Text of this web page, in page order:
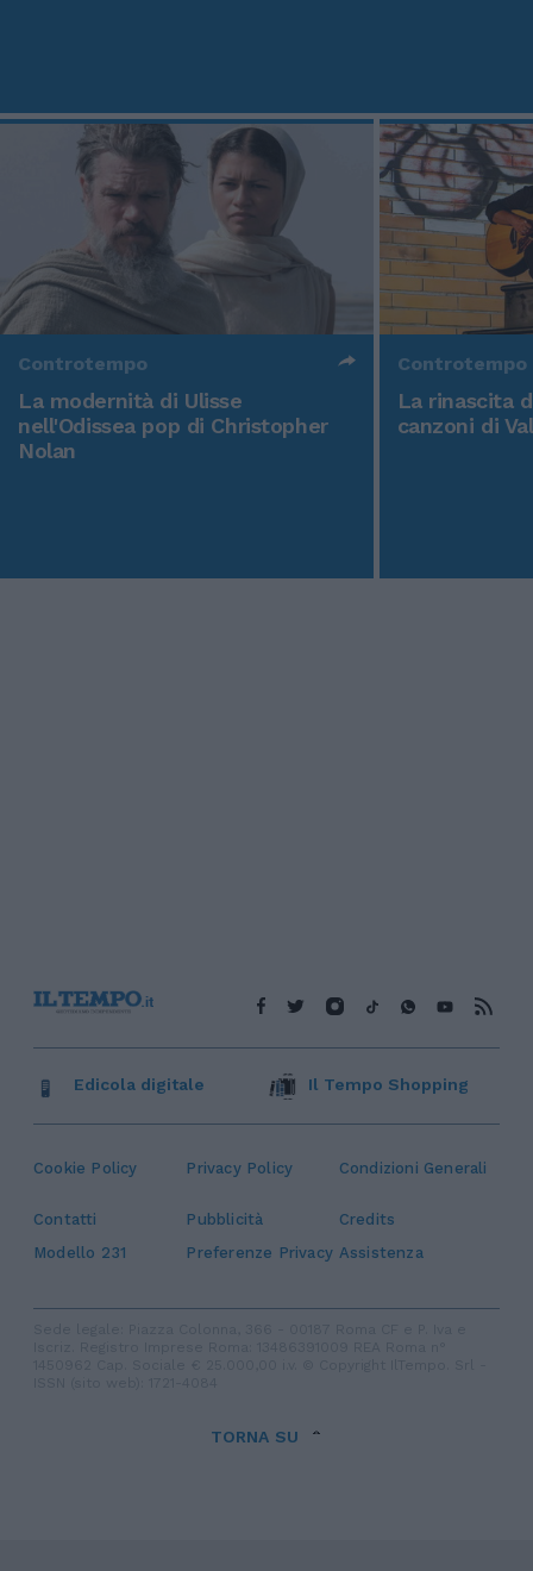
Controtempo
La modernità di Ulisse
nell'Odissea pop di Christopher
Nolan
Controtempo
La rinascita
canzoni di
Cookie Policy Privacy Policy
Preferenze Privacy
Edicola digitale Il Tempo Shopping
TORNA SU